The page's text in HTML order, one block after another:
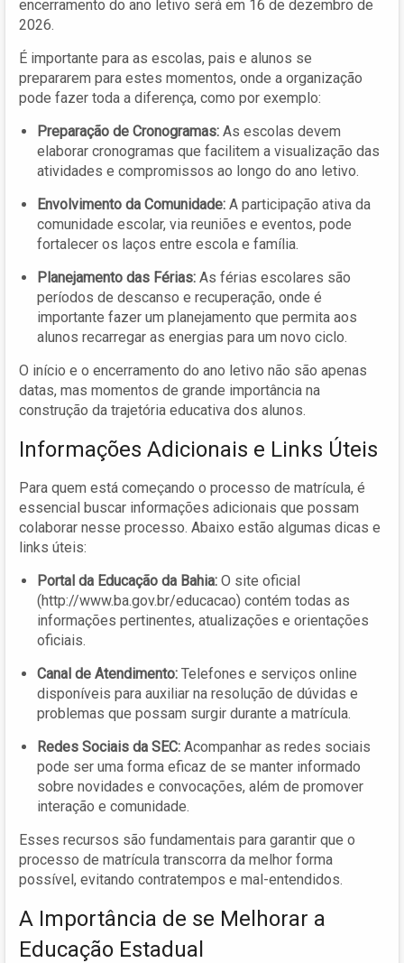
encerramento do ano letivo será em 16 de dezembro de
2026.
É importante para as escolas, pais e alunos se
prepararem para estes momentos, onde a organização
pode fazer toda a diferença, como por exemplo:
Preparação de Cronogramas: As escolas devem
elaborar cronogramas que facilitem a visualização das
atividades e compromissos ao longo do ano letivo.
Envolvimento da Comunidade: A participação ativa da
comunidade escolar, via reuniões e eventos, pode
fortalecer os laços entre escola e família.
Planejamento das Férias: As férias escolares são
períodos de descanso e recuperação, onde é
importante fazer um planejamento que permita aos
alunos recarregar as energias para um novo ciclo.
O início e o encerramento do ano letivo não são apenas
datas, mas momentos de grande importância na
construção da trajetória educativa dos alunos.
Informações Adicionais e Links Úteis
Para quem está começando o processo de matrícula, é
essencial buscar informações adicionais que possam
colaborar nesse processo. Abaixo estão algumas dicas e
links úteis:
Portal da Educação da Bahia: O site oficial
(http://www.ba.gov.br/educacao) contém todas as
informações pertinentes, atualizações e orientações
oficiais.
Canal de Atendimento: Telefones e serviços online
disponíveis para auxiliar na resolução de dúvidas e
problemas que possam surgir durante a matrícula.
Redes Sociais da SEC: Acompanhar as redes sociais
pode ser uma forma eficaz de se manter informado
sobre novidades e convocações, além de promover
interação e comunidade.
Esses recursos são fundamentais para garantir que o
processo de matrícula transcorra da melhor forma
possível, evitando contratempos e mal-entendidos.
A Importância de se Melhorar a
Educação Estadual